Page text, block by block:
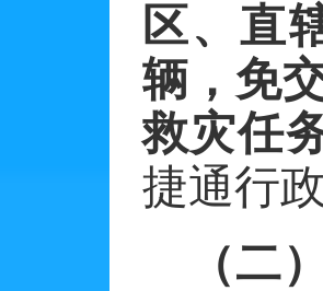
区、直
辆，免
救灾任
捷通行政
（二